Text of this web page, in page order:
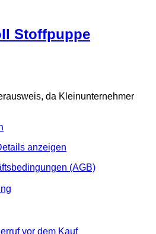
Stoffpuppe
da Kleinunternehmer
anzeigen
(AGB)
vor dem Kauf